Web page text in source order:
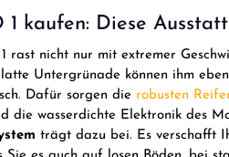
1 kaufen: Diese
rast nicht nur mit extremer
Untergrünade können ihm
Dafür sorgen die robusten
die wasserdichte Elektronik des
trägt dazu bei. Es verschafft